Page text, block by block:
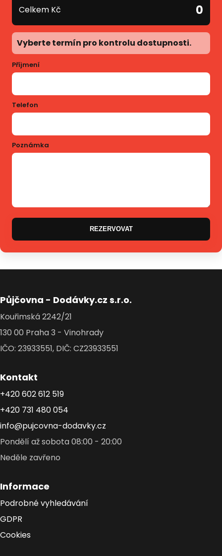
Celkem Kč 0
Vyberte termín pro kontrolu dostupnosti.
Příjmení
Telefon
Poznámka
REZERVOVAT
Půjčovna - Dodávky.cz s.r.o.
Kouřimská 2242/21
130 00 Praha 3 - Vinohrady
IČO: 23933551, DIČ: CZ23933551
Kontakt
+420 602 612 519
+420 731 480 054
info@pujcovna-dodavky.cz
Pondělí až sobota 08:00 - 20:00
Neděle zavřeno
Informace
Podrobné vyhledávání
GDPR
Cookies